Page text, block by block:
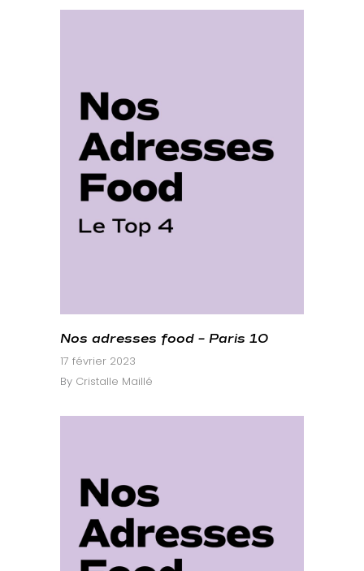
Nos adresses food – Paris 10
17 février 2023
By Cristalle Maillé